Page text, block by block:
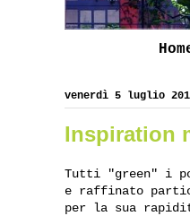
venerdì 5 luglio
Inspiration
Tutti "green" i
e raffinato
per la sua